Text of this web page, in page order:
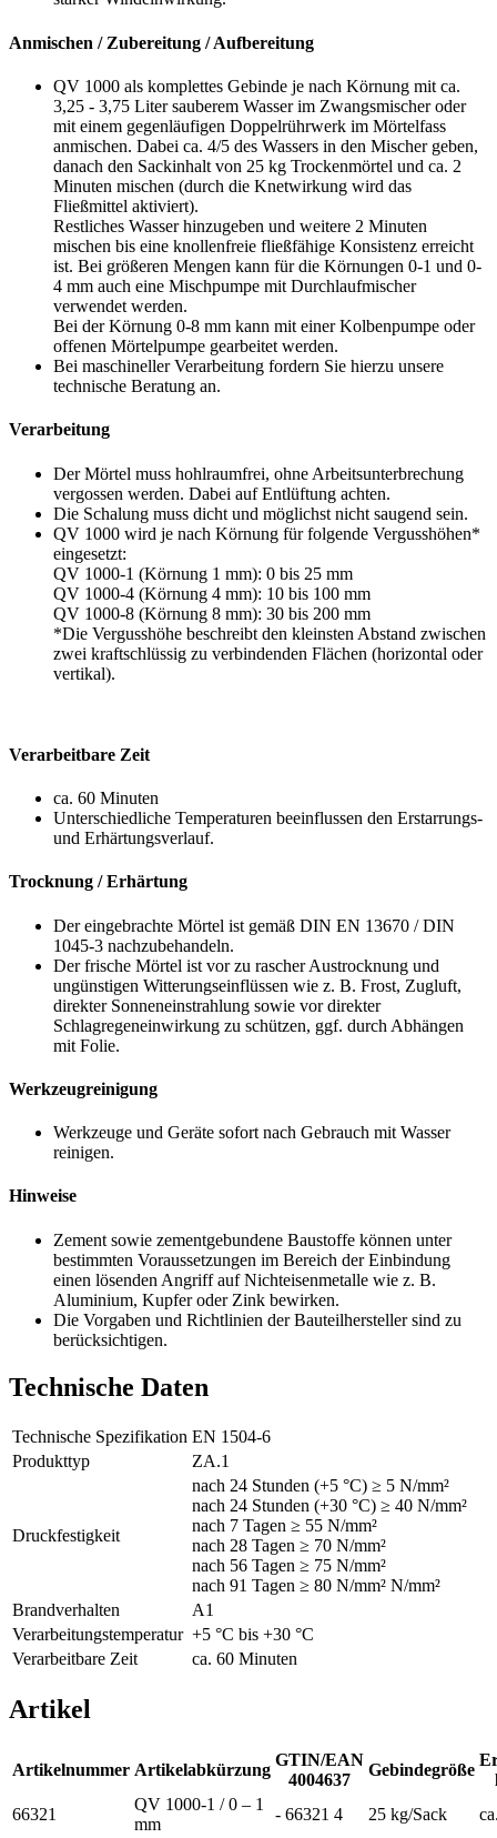
Anmischen / Zubereitung / Aufbereitung
QV 1000 als komplettes Gebinde je nach Körnung mit ca.
3,25 - 3,75 Liter sauberem Wasser im Zwangsmischer oder
mit einem gegenläufigen Doppelrührwerk im Mörtelfass
anmischen. Dabei ca. 4/5 des Wassers in den Mischer geben,
danach den Sackinhalt von 25 kg Trockenmörtel und ca. 2
Minuten mischen (durch die Knetwirkung wird das
Fließmittel aktiviert).
Restliches Wasser hinzugeben und weitere 2 Minuten
mischen bis eine knollenfreie fließfähige Konsistenz erreicht
ist. Bei größeren Mengen kann für die Körnungen 0-1 und 0-
4 mm auch eine Mischpumpe mit Durchlaufmischer
verwendet werden.
Bei der Körnung 0-8 mm kann mit einer Kolbenpumpe oder
offenen Mörtelpumpe gearbeitet werden.
Bei maschineller Verarbeitung fordern Sie hierzu unsere
technische Beratung an.
Verarbeitung
Der Mörtel muss hohlraumfrei, ohne Arbeitsunterbrechung
vergossen werden. Dabei auf Entlüftung achten.
Die Schalung muss dicht und möglichst nicht saugend sein.
QV 1000 wird je nach Körnung für folgende Vergusshöhen*
eingesetzt:
QV 1000-1 (Körnung 1 mm): 0 bis 25 mm
QV 1000-4 (Körnung 4 mm): 10 bis 100 mm
QV 1000-8 (Körnung 8 mm): 30 bis 200 mm
*Die Vergusshöhe beschreibt den kleinsten Abstand zwischen
zwei kraftschlüssig zu verbindenden Flächen (horizontal oder
vertikal).
Verarbeitbare Zeit
ca. 60 Minuten
Unterschiedliche Temperaturen beeinflussen den Erstarrungs-
und Erhärtungsverlauf.
Trocknung / Erhärtung
Der eingebrachte Mörtel ist gemäß DIN EN 13670 / DIN
1045-3 nachzubehandeln.
Der frische Mörtel ist vor zu rascher Austrocknung und
ungünstigen Witterungseinflüssen wie z. B. Frost, Zugluft,
direkter Sonneneinstrahlung sowie vor direkter
Schlagregeneinwirkung zu schützen, ggf. durch Abhängen
mit Folie.
Werkzeugreinigung
Werkzeuge und Geräte sofort nach Gebrauch mit Wasser
reinigen.
Hinweise
Zement sowie zementgebundene Baustoffe können unter
bestimmten Voraussetzungen im Bereich der Einbindung
einen lösenden Angriff auf Nichteisenmetalle wie z. B.
Aluminium, Kupfer oder Zink bewirken.
Die Vorgaben und Richtlinien der Bauteilhersteller sind zu
berücksichtigen.
Technische Daten
Technische Spezifikation EN 1504-6
Produkttyp
ZA.1
Druckfestigkeit
nach 24 Stunden (+5 °C) ≥ 5 N/mm²
nach 24 Stunden (+30 °C) ≥ 40 N/mm²
nach 7 Tagen ≥ 55 N/mm²
nach 28 Tagen ≥ 70 N/mm²
nach 56 Tagen ≥ 75 N/mm²
nach 91 Tagen ≥ 80 N/mm² N/mm²
Brandverhalten
A1
Verarbeitungstemperatur +5 °C bis +30 °C
Verarbeitbare Zeit
ca. 60 Minuten
Artikel
Artikelnummer Artikelabkürzung
GTIN/EAN
4004637
Gebindegröße
66321
QV 1000-1 / 0 – 1
mm
- 66321 4 25 kg/Sack